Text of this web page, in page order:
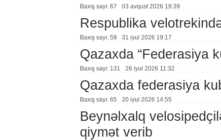
Baxış sayı: 67 03 avqust 2026 19:39
Respublika
Baxış sayı: 59 31 i̇yul 2026 19:17
Qazaxda “Federasiya
Baxış sayı: 131 26 i̇yul 2026 11:32
Qazaxda federasiya
Baxış sayı: 65 20 i̇yul 2026 14:55
Beynəlxalq
qiymət verib